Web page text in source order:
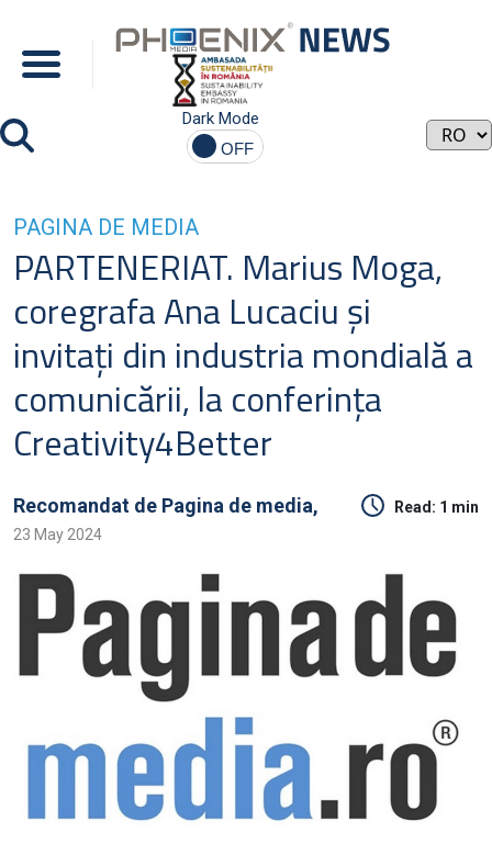
Dark Mode
PAGINA DE MEDIA
PARTENERIAT. Marius Moga,
coregrafa Ana Lucaciu şi
invitaţi din industria mondială a
comunicării, la conferinţa
Creativity4Better
Recomandat de Pagina de media, Read: 1 min
23 May 2024